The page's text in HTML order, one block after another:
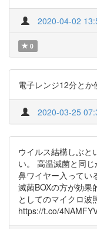
2020-04-02
0
電子レンジ12分と
2020-03-25
ウイルス結構しぶと
い。 高温滅菌と同じ
鼻ワイヤー入ってい
滅菌BOXの方が効果
としてのマイクロ波
https://t.co/